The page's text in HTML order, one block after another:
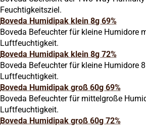
Feuchtigkeitsziel.
Boveda Humidipak klein 8g 69%
Boveda Befeuchter für kleine Humidore
Luftfeuchtigkeit.
Boveda Humidipak klein 8g 72%
Boveda Befeuchter für kleine Humidore
Luftfeuchtigkeit.
Boveda Humidipak groß 60g 69%
Boveda Befeuchter für mittelgroße
Luftfeuchtigkeit.
Boveda Humidipak groß 60g 72%